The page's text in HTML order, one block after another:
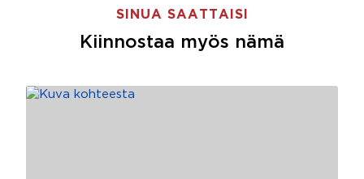
SINUA SAATTAISI
Kiinnostaa myös nämä